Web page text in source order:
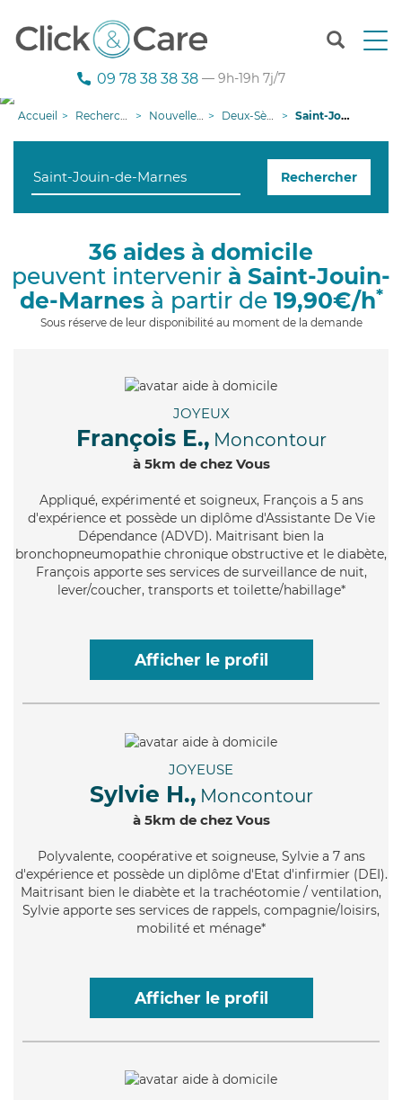
T
n
g
i
o
n
09 78 38 38 38 — 9h-19h 7j/7
Accueil Recherche aide à domicile Nouvelle-Aquitaine Deux-Sèvres Saint-Jouin-de-Marnes
Rechercher
36 aides à domicile
peuvent intervenir à Saint-Jouin-
de-Marnesà partir de 19,90€/h*
Sous réserve de leur disponibilité au moment de la demande
JOYEUX
François E., Moncontour
à 5km de chez Vous
Appliqué, expérimenté et soigneux, François a 5 ans
d'expérience et possède un diplôme d'Assistante De Vie
Dépendance (ADVD). Maitrisant bien la
bronchopneumopathie chronique obstructive et le diabète,
François apporte ses services de surveillance de nuit,
lever/coucher, transports et toilette/habillage*
Afficher le profil
JOYEUSE
Sylvie H., Moncontour
à 5km de chez Vous
Polyvalente, coopérative et soigneuse, Sylvie a 7 ans
d'expérience et possède un diplôme d'Etat d'infirmier (DEI).
Maitrisant bien le diabète et la trachéotomie / ventilation,
Sylvie apporte ses services de rappels, compagnie/loisirs,
mobilité et ménage*
Afficher le profil